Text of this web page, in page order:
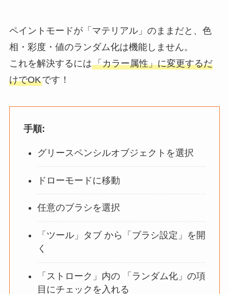
ペイントモードが「マテリアル」のままだと、色
相・彩度・値のランダム化は機能しません。
これを解決するには「カラー属性」に変更するだ
けでOKです！
手順:
グリースペンシルオブジェクトを選択
ドローモードに移動
任意のブラシを選択
「ツール」タブ から「ブラシ設定」を開
く
「ストローク」内の 「ランダム化」の項
目にチェックを入れる